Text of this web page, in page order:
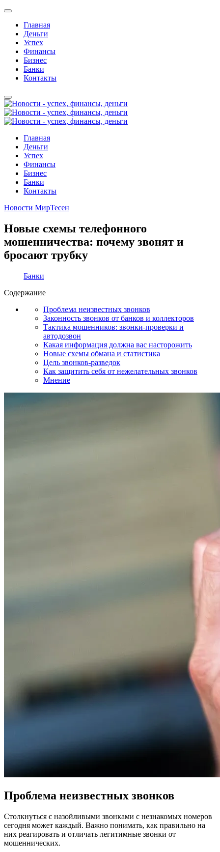
Главная
Деньги
Успех
Финансы
Бизнес
Банки
Контакты
Главная
Деньги
Успех
Финансы
Бизнес
Банки
Контакты
Новости МирТесен
Новые схемы телефонного
мошенничества: почему звонят и
бросают трубку
Банки
Содержание
Проблема неизвестных звонков
Законность звонков от банков и коллекторов
Тактика мошенников: звонки-проверки и
автодозвон
Какая информация должна вас насторожить
Новые схемы обмана и статистика
Цель звонков-разведок
Как защитить себя от нежелательных звонков
Мнение
Проблема неизвестных звонков
Столкнуться с назойливыми звонками с незнакомых номеров
сегодня может каждый. Важно понимать, как правильно на
них реагировать и отличать легитимные звонки от
мошеннических.